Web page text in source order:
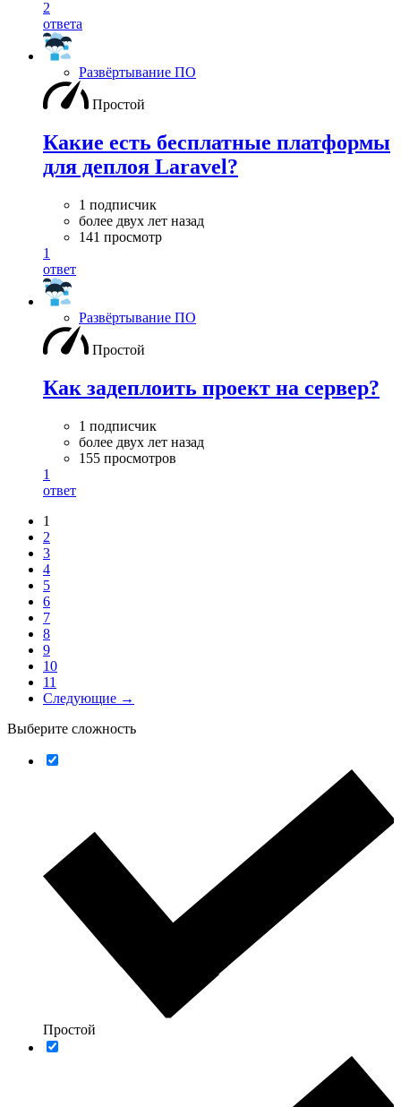
2
ответа
Развёртывание ПО
Простой
Какие есть бесплатные платформы
для деплоя Laravel?
1 подписчик
более двух лет назад
141 просмотр
1
ответ
Развёртывание ПО
Простой
Как задеплоить проект на сервер?
1 подписчик
более двух лет назад
155 просмотров
1
ответ
1
2
3
4
5
6
7
8
9
10
11
Следующие →
Выберите сложность
Простой